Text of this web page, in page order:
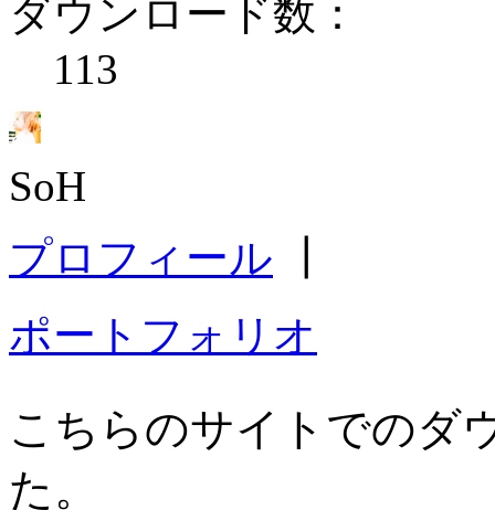
ダウンロード数：
113
SoH
プロフィール
ポートフォリオ
こちらのサイトでのダ
た。